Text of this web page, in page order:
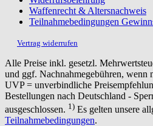
Waffenrecht & Altersnachweis
Teilnahmebedingungen
Vertrag widerrufen
Alle Preise inkl. gesetzl.
und ggf. Nachnahmegebühren, wenn
UVP = unverbindliche
Bestellungen nach Deutschland -
ausgeschlossen. 1) Es gelten unsere
Teilnahmebedingungen.